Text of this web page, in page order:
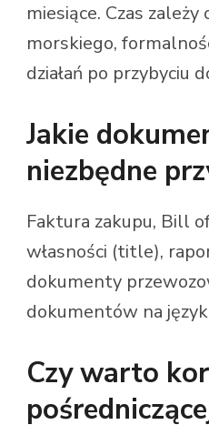
miesiące. Czas
morskiego,
działań po przybyciu
Jakie
niezbędne
Faktura zakupu, Bill
własności (title),
dokumenty
dokumentów na
Czy warto